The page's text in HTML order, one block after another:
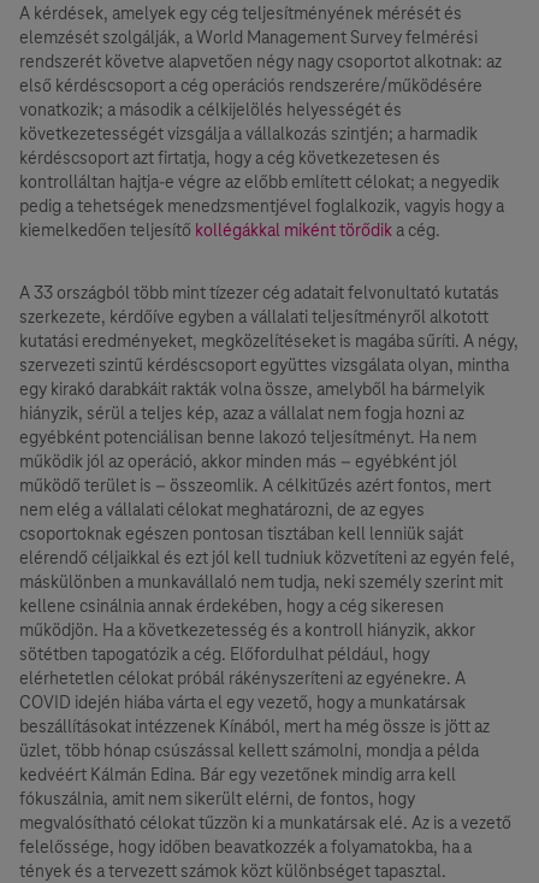
A kérdések, amelyek egy cég teljesítményének mérését és
elemzését szolgálják, a World Management Survey felmérési
rendszerét követve alapvetően négy nagy csoportot alkotnak: az
első kérdéscsoport a cég operációs rendszerére/működésére
vonatkozik; a második a célkijelölés helyességét és
következetességét vizsgálja a vállalkozás szintjén; a harmadik
kérdéscsoport azt firtatja, hogy a cég következetesen és
kontrolláltan hajtja-e végre az előbb említett célokat; a negyedik
pedig a tehetségek menedzsmentjével foglalkozik, vagyis hogy a
kiemelkedően teljesítő kollégákkal miként törődik a cég.
A 33 országból több mint tízezer cég adatait felvonultató kutatás
szerkezete, kérdőíve egyben a vállalati teljesítményről alkotott
kutatási eredményeket, megközelítéseket is magába sűríti. A négy,
szervezeti szintű kérdéscsoport együttes vizsgálata olyan, mintha
egy kirakó darabkáit rakták volna össze, amelyből ha bármelyik
hiányzik, sérül a teljes kép, azaz a vállalat nem fogja hozni az
egyébként potenciálisan benne lakozó teljesítményt. Ha nem
működik jól az operáció, akkor minden más – egyébként jól
működő terület is – összeomlik. A célkitűzés azért fontos, mert
nem elég a vállalati célokat meghatározni, de az egyes
csoportoknak egészen pontosan tisztában kell lenniük saját
elérendő céljaikkal és ezt jól kell tudniuk közvetíteni az egyén felé,
máskülönben a munkavállaló nem tudja, neki személy szerint mit
kellene csinálnia annak érdekében, hogy a cég sikeresen
működjön. Ha a következetesség és a kontroll hiányzik, akkor
sötétben tapogatózik a cég. Előfordulhat például, hogy
elérhetetlen célokat próbál rákényszeríteni az egyénekre. A
COVID idején hiába várta el egy vezető, hogy a munkatársak
beszállításokat intézzenek Kínából, mert ha még össze is jött az
üzlet, több hónap csúszással kellett számolni, mondja a példa
kedvéért Kálmán Edina. Bár egy vezetőnek mindig arra kell
fókuszálnia, amit nem sikerült elérni, de fontos, hogy
megvalósítható célokat tűzzön ki a munkatársak elé. Az is a vezető
felelőssége, hogy időben beavatkozzék a folyamatokba, ha a
tények és a tervezett számok közt különbséget tapasztal.